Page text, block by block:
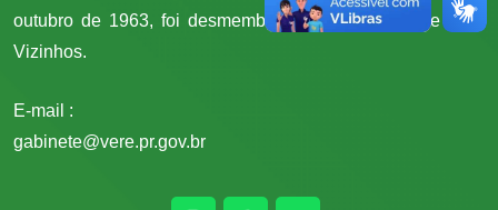
outubro de 1963, foi desmembrado do município de Dois
Vizinhos.
E-mail :
gabinete@vere.pr.gov.br